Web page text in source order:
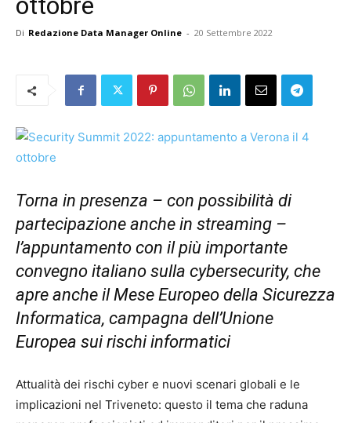
Di Redazione Data Manager Online - 20 Settembre 2022
Torna in presenza – con possibilità di
partecipazione anche in streaming –
l’appuntamento con il più importante
convegno italiano sulla cybersecurity, che
apre anche il Mese Europeo della Sicurezza
Informatica, campagna dell’Unione
Europea sui rischi informatici
Attualità dei rischi cyber e nuovi scenari globali e le
implicazioni nel Triveneto: questo il tema che raduna